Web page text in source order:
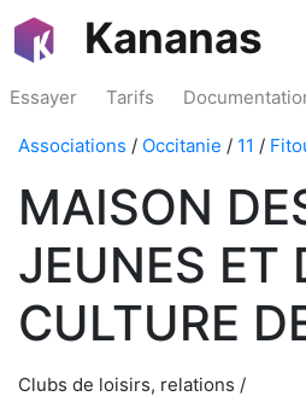
Kananas
Essayer Tarifs
Associations / Occitanie / 11 /
MAISON
JEUNES ET
CULTURE
Clubs de loisirs, relations /